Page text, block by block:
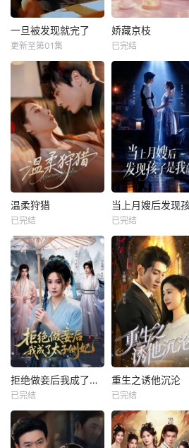
一旦被发现就完了
更新至第01集
娇藏京枝
已完结
温柔狩猎
已完结 已完结
拒绝做妾后我成了太子侧妃
已完结
重生之诱他沉沦
已完结